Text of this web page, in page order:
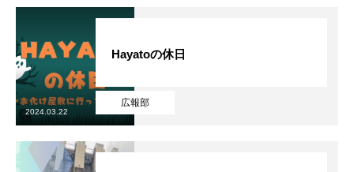
広報部
Hayatoの休日
2024.03.22